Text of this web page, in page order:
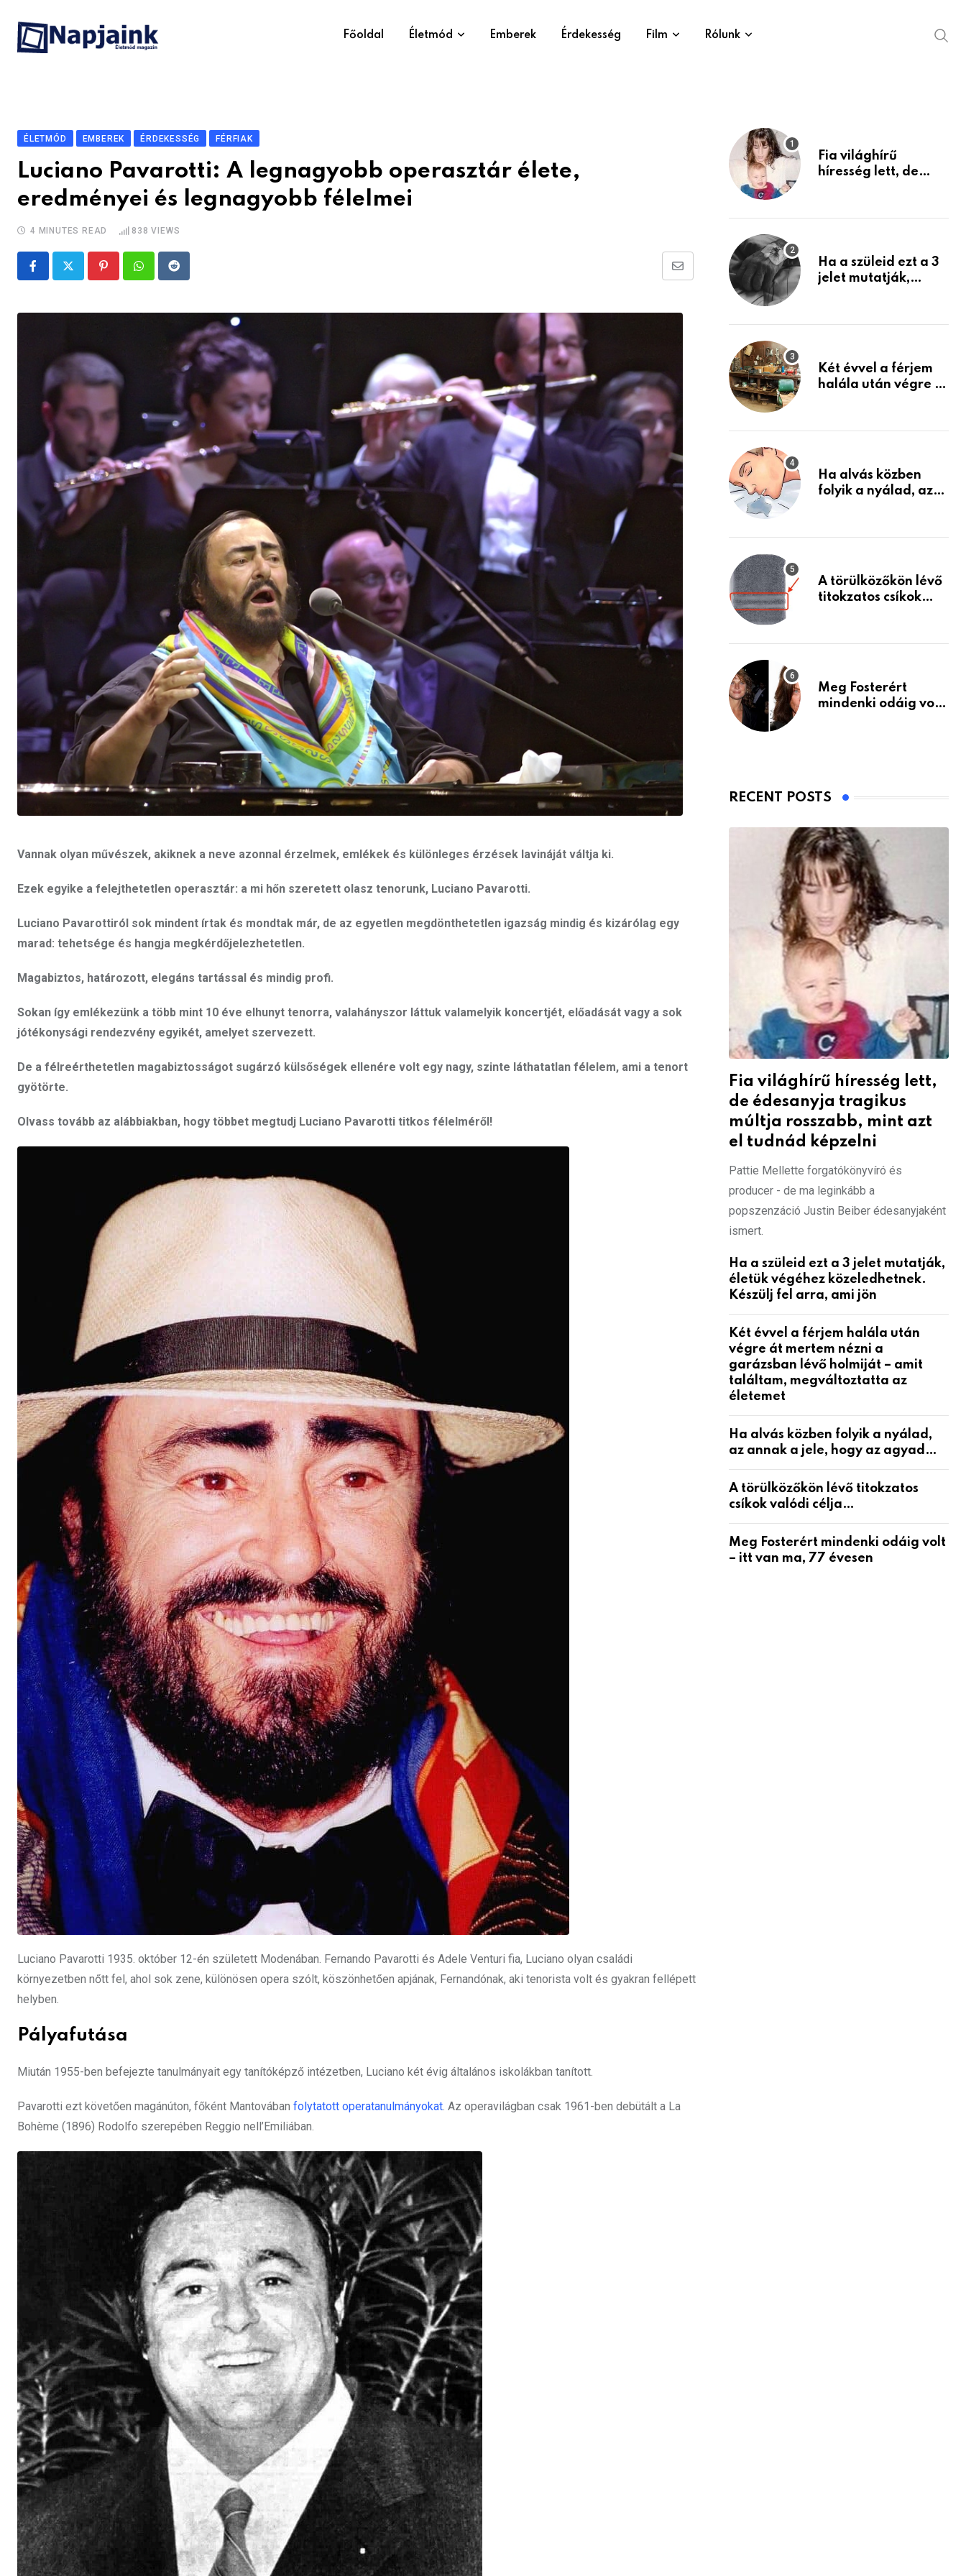
content
Főoldal Életmód Emberek Érdekesség Film Rólunk
ÉLETMÓD EMBEREK ÉRDEKESSÉG FÉRFIAK
Luciano Pavarotti: A legnagyobb operasztár élete,
eredményei és legnagyobb félelmei
4 MINUTES READ 838 VIEWS
PinterestWhatsappReddit
Share
Email
Vannak olyan művészek, akiknek a neve azonnal érzelmek, emlékek és különleges érzések lavináját váltja ki.
Ezek egyike a felejthetetlen operasztár: a mi hőn szeretett olasz tenorunk, Luciano Pavarotti.
Luciano Pavarottiról sok mindent írtak és mondtak már, de az egyetlen megdönthetetlen igazság mindig és kizárólag egy
marad: tehetsége és hangja megkérdőjelezhetetlen.
Magabiztos, határozott, elegáns tartással és mindig profi.
Sokan így emlékezünk a több mint 10 éve elhunyt tenorra, valahányszor láttuk valamelyik koncertjét, előadását vagy a sok
jótékonysági rendezvény egyikét, amelyet szervezett.
De a félreérthetetlen magabiztosságot sugárzó külsőségek ellenére volt egy nagy, szinte láthatatlan félelem, ami a tenort
gyötörte.
Olvass tovább az alábbiakban, hogy többet megtudj Luciano Pavarotti titkos félelméről!
Luciano Pavarotti 1935. október 12-én született Modenában. Fernando Pavarotti és Adele Venturi fia, Luciano olyan családi
környezetben nőtt fel, ahol sok zene, különösen opera szólt, köszönhetően apjának, Fernandónak, aki tenorista volt és gyakran fellépett
helyben.
Pályafutása
Miután 1955-ben befejezte tanulmányait egy tanítóképző intézetben, Luciano két évig általános iskolákban tanított.
Pavarotti ezt követően magánúton, főként Mantovában folytatott operatanulmányokat. Az operavilágban csak 1961-ben debütált a La
Bohème (1896) Rodolfo szerepében Reggio nell’Emiliában.
Fia világhírű
híresség lett, de
mint azt el tudnád
Ha a szüleid ezt a 3
jelet mutatják,
Készülj fel arra, ami
Két évvel a férjem
halála után végre át
holmiját – amit
életemet
Ha alvás közben
folyik a nyálad, az
A törülközőkön lévő
titokzatos csíkok
Meg Fosterért
mindenki odáig volt
RECENT POSTS
Fia világhírű híresség lett,
de édesanyja tragikus
múltja rosszabb, mint azt
el tudnád képzelni
Pattie Mellette forgatókönyvíró és
producer - de ma leginkább a
popszenzáció Justin Beiber édesanyjaként
ismert.
Ha a szüleid ezt a 3 jelet mutatják,
életük végéhez közeledhetnek.
Készülj fel arra, ami jön
Két évvel a férjem halála után
végre át mertem nézni a
garázsban lévő holmiját – amit
találtam, megváltoztatta az
életemet
Ha alvás közben folyik a nyálad,
az annak a jele, hogy az agyad…
A törülközőkön lévő titokzatos
csíkok valódi célja…
Meg Fosterért mindenki odáig volt
– itt van ma, 77 évesen